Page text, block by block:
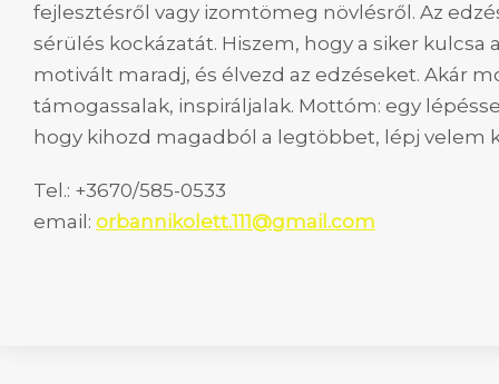
fejlesztésről vagy izomtömeg növlésről. Az
sérülés kockázatát. Hiszem, hogy a siker
motivált maradj, és élvezd az edzéseket. Akár
támogassalak, inspiráljalak. Mottóm: egy
hogy kihozd magadból a legtöbbet, lépj velem
Tel.: +3670/585-0533
email: orbannikolett.111@gmail.com